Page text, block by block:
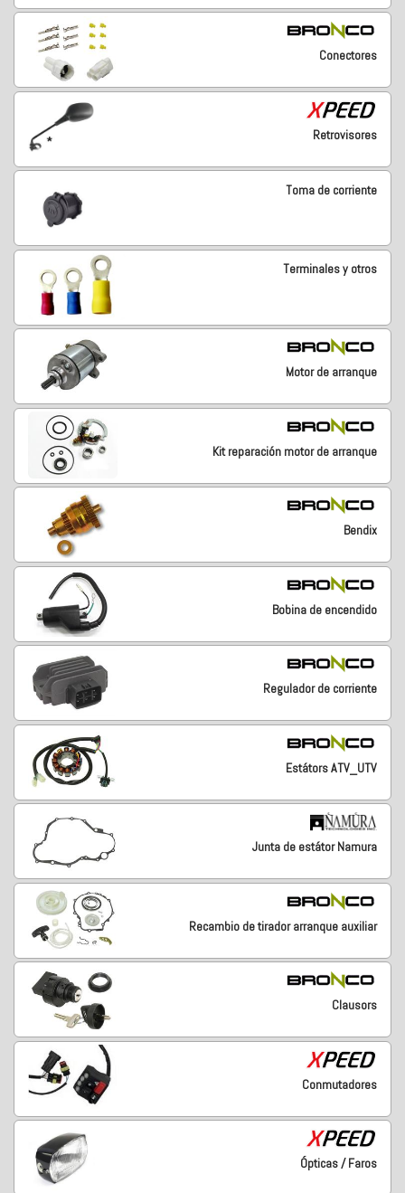
Conectores
Retrovisores
Toma de corriente
Terminales y otros
Motor de arranque
Kit reparación motor de arranque
Bendix
Bobina de encendido
Regulador de corriente
Estátors ATV_UTV
Junta de estátor Namura
Recambio de tirador arranque auxiliar
Clausors
Conmutadores
Ópticas / Faros